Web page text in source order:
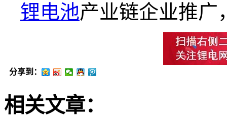
锂电池产业链企业推广
分享到：
相关文章：